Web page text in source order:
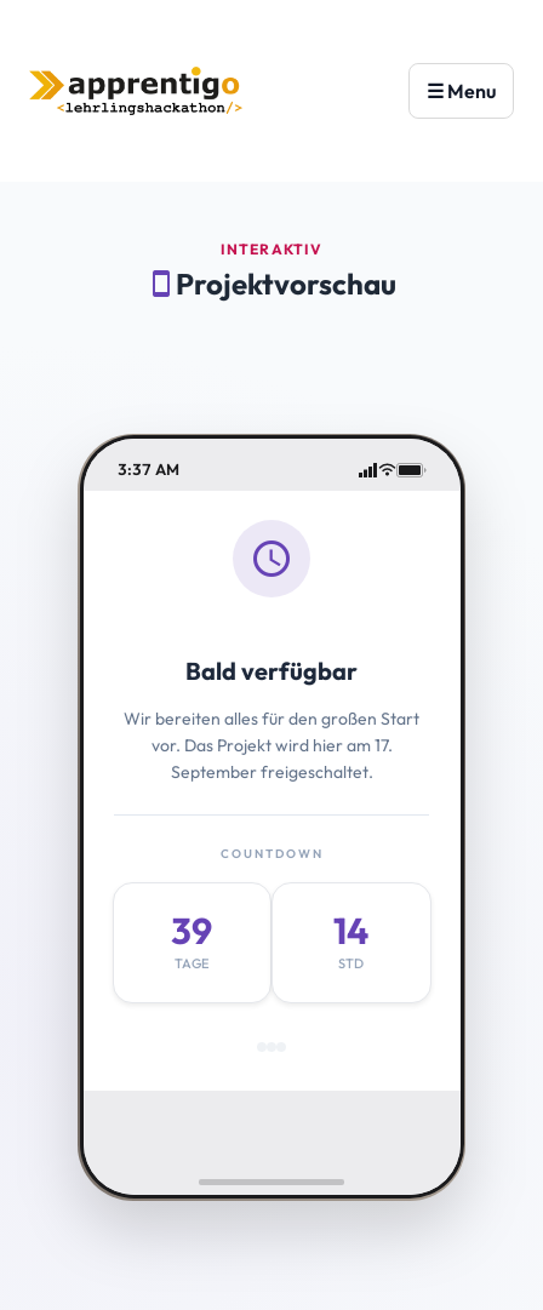
INTERAKTIV
smartphone Projektvorschau
3:37 AM
schedule
Bald verfügbar
Wir bereiten alles für den großen Start
vor. Das Projekt wird hier am 17.
September freigeschaltet.
COUNTDOWN
39
TAGE
14
STD